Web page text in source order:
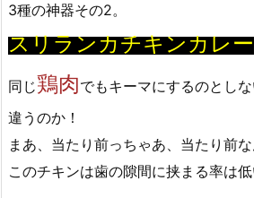
3種の神器その2。
スリランカチキンカレー
同じ鶏肉でもキーマにするのとし
違うのか！
まあ、当たり前っちゃあ、当たり前な
このチキンは歯の隙間に挟まる率は